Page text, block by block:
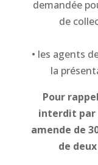
demandée
de
• les agents
la
Pour
interdit par
amende de
de